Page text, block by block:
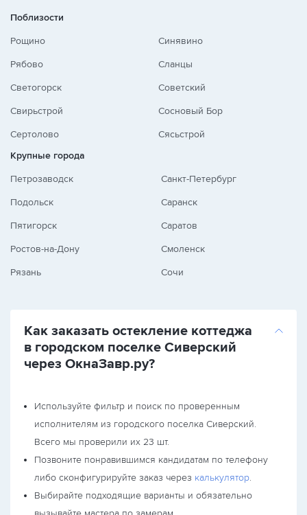
Поблизости
Рощино
Рябово
Светогорск
Свирьстрой
Сертолово
Синявино
Сланцы
Советский
Сосновый Бор
Сясьстрой
Крупные города
Петрозаводск
Подольск
Пятигорск
Ростов-на-Дону
Рязань
Санкт-Петербург
Саранск
Саратов
Смоленск
Сочи
Как заказать остекление коттеджа
в городском поселке Сиверский
через ОкнаЗавр.ру?
Используйте фильтр и поиск по проверенным
исполнителям из городского поселка Сиверский.
Всего мы проверили их 23 шт.
Позвоните понравившимся кандидатам по телефону
либо сконфигурируйте заказ через калькулятор.
Выбирайте подходящие варианты и обязательно